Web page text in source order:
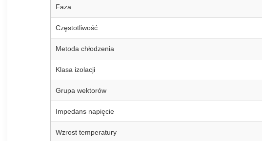
Faza
Częstotliwość
Metoda chłodzenia
Klasa izolacji
Grupa wektorów
Impedans napięcie
Wzrost temperatury